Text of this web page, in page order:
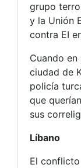
grupo
y la Unión
contra EI
Cuando
ciudad de
policía
que
sus
Líbano
El